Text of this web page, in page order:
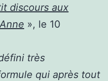
discours aux
», le 10
très
qui après tout